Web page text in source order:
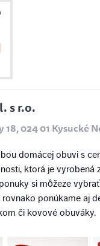
s r.o.
024 01 Kysucké
domácej obuvi s
ktorá je vyrobená
si môžeze
ponúkame aj
či kovové obuváky.